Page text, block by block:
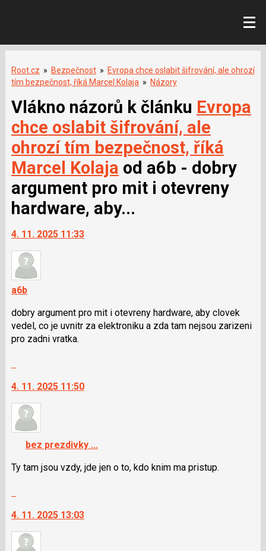
Root.cz » Bezpečnost » Evropa chce oslabit šifrování, ale ohrozí
tím bezpečnost, říká Marcel Kolaja » Názory
Vlákno názorů k článku Evropa
chce oslabit šifrování, ale
ohrozí tím bezpečnost, říká
Marcel Kolaja od a6b - dobry
argument pro mit i otevreny
hardware, aby...
4. 11. 2025 11:33
a6b
dobry argument pro mit i otevreny hardware, aby clovek
vedel, co je uvnitr za elektroniku a zda tam nejsou zarizeni
pro zadni vratka.
další
nový
názor.
navigaci
lze
použít
pro
následující
a
4. 11. 2025 11:50
bez prezdivky ...
Ty tam jsou vzdy, jde jen o to, kdo knim ma pristup.
další
nový
názor.
4. 11. 2025 13:03